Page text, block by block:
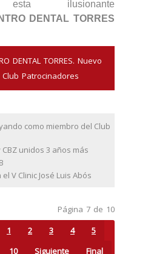
esta ilusionante
DENTAL TORRES
DENTAL TORRES. Nuevo
Patrocinadores
como miembro del Club
unidos 3 años más
V Clinic José Luis Abós
Página 7 de 10
1 2 3 4
5
10 Siguiente Final